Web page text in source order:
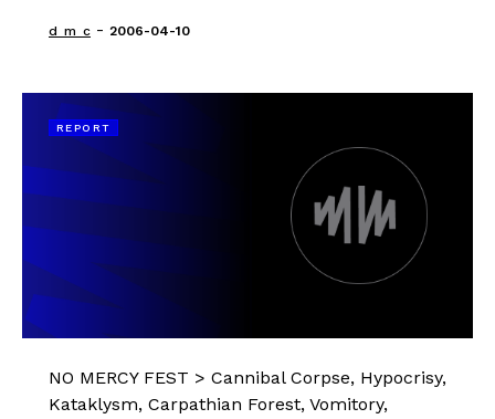
d_m_c - 2006-04-10
REPORT
NO MERCY FEST > Cannibal Corpse, Hypocrisy,
Kataklysm, Carpathian Forest, Vomitory,